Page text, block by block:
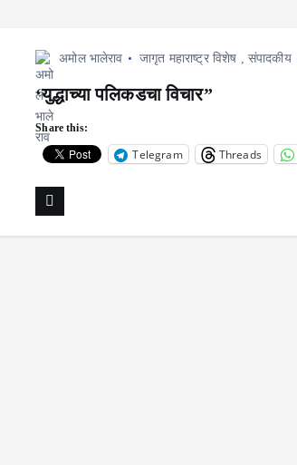
अमोल भालेराव जागृत महाराष्ट्र विशेष , संपादकीय
‘युद्धाच्या पलिकडचा विचार”
Share this:
Telegram Threads